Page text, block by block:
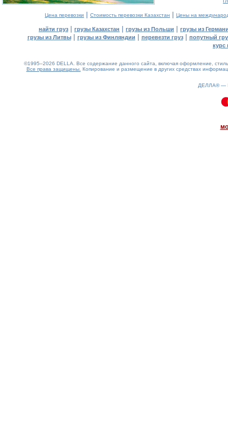
Цена перевозки | Стоимость перевозки Казахстан | Цены на
найти груз | грузы Казахстан | грузы из Польши | грузы из
грузы из Литвы| грузы из Финляндии | перевезти груз| попутный
курс
©1995–2026 DELLA. Все содержание данного сайта, включая оформление,
Все права защищены. Копирование и размещение в других средствах
ДЕЛЛА® —